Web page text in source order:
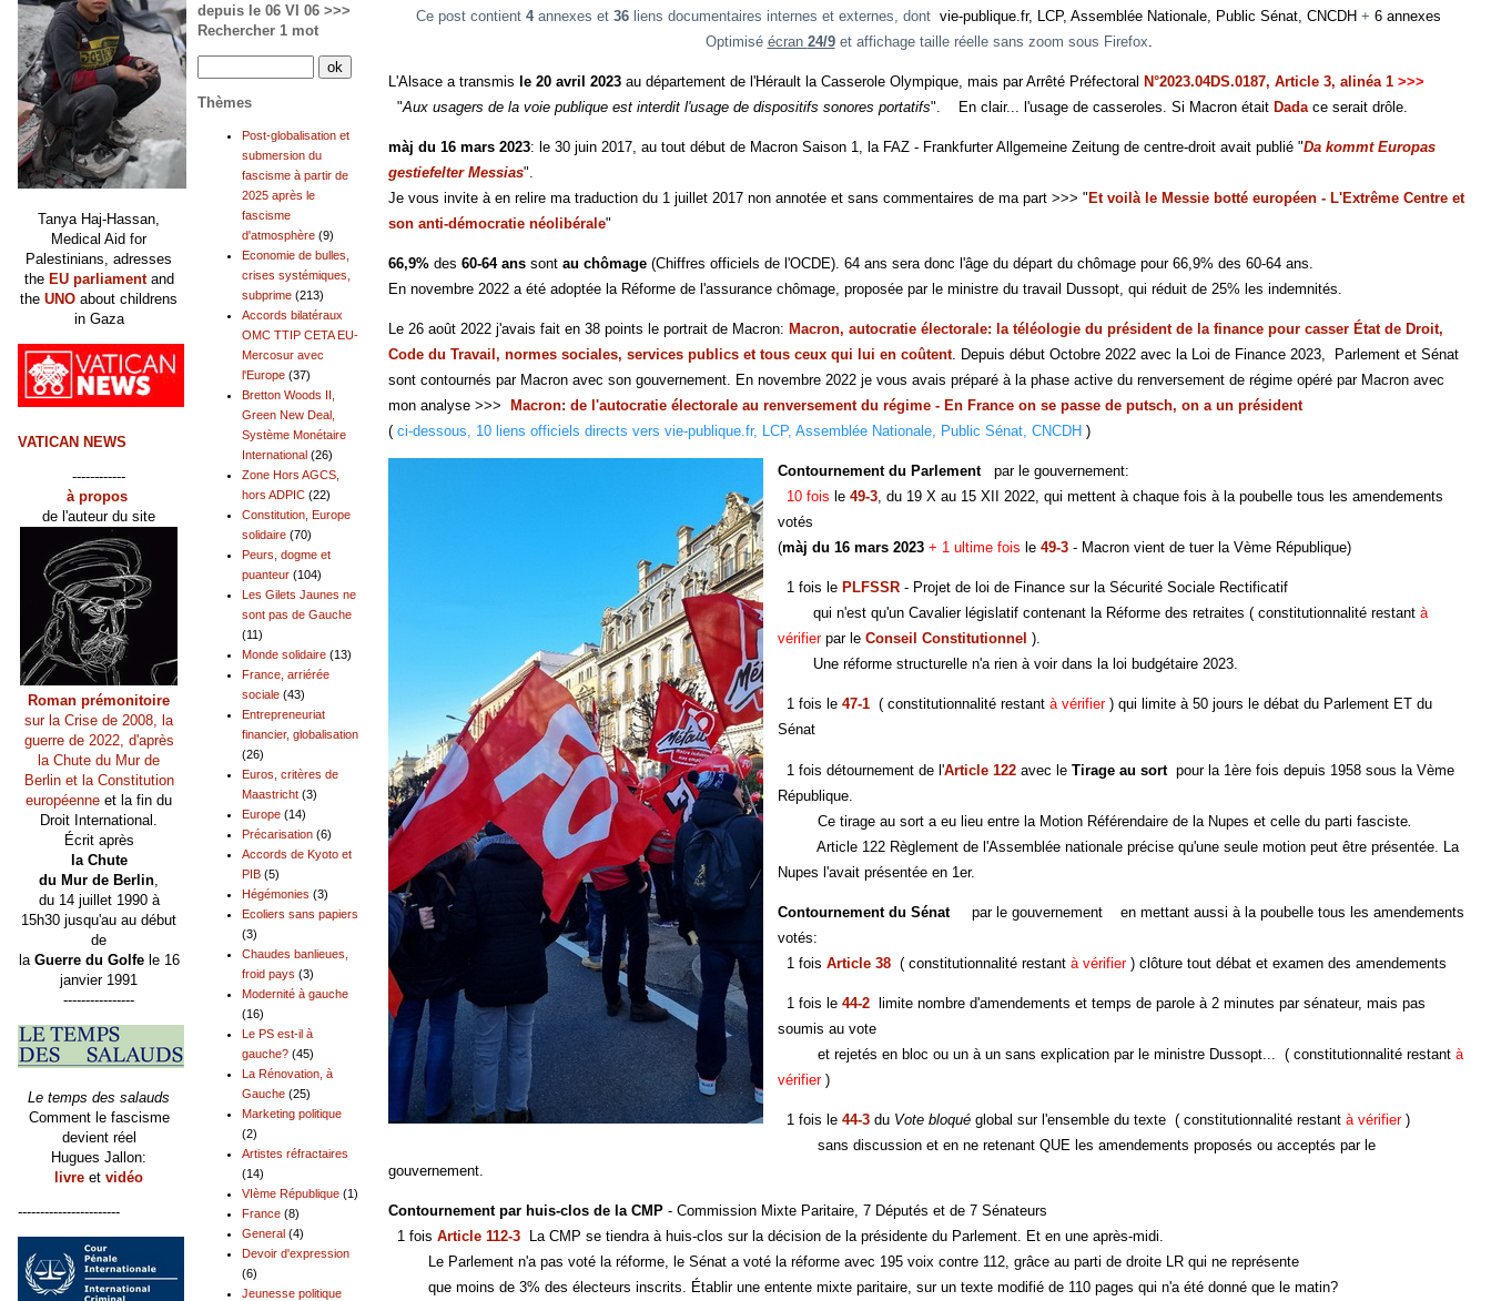
Ce post contient 4annexes et 36 liens documentaires internes et externes, dont vie-publique.fr, LCP, Assemblée Nationale, Public Sénat, CNCDH + 6 annexes
Optimisé écran 24/9et affichage taille réelle sans zoom sous Firefox
L'Alsace a transmis le 20 avril 2023 au département de l'Hérault la Casserole Olympique, mais par Arrêté Préfectoral N°2023.04DS.0187, Article 3, alinéa 1 >>>
"Aux usagers de la voie publique est interdit l'usage de dispositifs sonores portatifs". En clair... l'usage de casseroles. Si Macron était Dada ce serait drôle.
màj du 16 mars 2023: le 30 juin 2017, au tout début de Macron Saison 1, la FAZ - Frankfurter Allgemeine Zeitung de centre-droit avait publié "Da kommt Europas
gestiefelter Messias".
Je vous invite à en relire ma traduction du 1 juillet 2017 non annotée et sans commentaires de ma part >>> " Et voilà le Messie botté européen - L'Extrême Centre et
son anti-démocratie néolibérale"
66,9% des 60-64 ans sont au chômage (Chiffres officiels de l'OCDE). 64 ans sera donc l'âge du départ du chômage pour 66,9% des 60-64 ans.
En novembre 2022 a été adoptée la Réforme de l'assurance chômage, proposée par le ministre du travail Dussopt, qui réduit de 25% les indemnités.
Le 26 août 2022 j'avais fait en 38 points le portrait de Macron: Macron, autocratie électorale: la téléologie du président de la finance pour casser État de Droit,
Code du Travail, normes sociales, services publics et tous ceux qui lui en coûtent. Depuis début Octobre 2022 avec la Loi de Finance 2023, Parlement et Sénat
sont contournés par Macron avec son gouvernement. En novembre 2022 je vous avais préparé à la phase active du renversement de régime opéré par Macron avec
mon analyse >>>
Macron: de l'autocratie électorale au renversement du régime - En France on se passe de putsch, on a un président
( ci-dessous, 10 liens officiels directs vers vie-publique.fr, LCP, Assemblée Nationale, Public Sénat, CNCDH )
Contournement du Parlementpar le gouvernement:
10 fois le 49-3, du 19 X au 15 XII 2022, qui mettent à chaque fois à la poubelle tous les amendements
votés
(màj du 16 mars 2023 + 1 ultime fois le 49-3 - Macron vient de tuer la Vème République)
1 fois le PLFSSR - Projet de loi de Finance sur la Sécurité Sociale Rectificatif
qui n'est qu'un Cavalier législatif contenant la Réforme des retraites ( constitutionnalité restantà
vérifierpar leConseil Constitutionnel ).
Une réforme structurelle n'a rien à voir dans la loi budgétaire 2023.
1 fois le 47-1 ( constitutionnalité restantà vérifier) qui limite à 50 jours le débat du Parlement ET du
Sénat
1 fois détournement de l'Article 122 avec le Tirage au sortpour la 1ère fois depuis 1958 sous la Vème
République.
Ce tirage au sort a eu lieu entre la Motion Référendaire de la Nupes et celle du parti fasciste
Article 122 Règlement de l'Assemblée nationale précise qu'une seule motion peut être présentée. La
Nupes l'avait présentée en 1er.
Contournement du Sénat
par le gouvernement en mettant aussi à la poubelle tous les amendements
votés:
1 fois Article 38 ( constitutionnalité restantà vérifier) clôture tout débat et examen des amendements
1 fois le44-2 limite nombre d'amendements et temps de parole à 2 minutes par sénateur, mais pas
soumis au vote
et rejetés en bloc ou un à un sans explication par le ministre Dussopt... ( constitutionnalité restantà
vérifier)
1 fois le 44-3 du Vote bloqué global sur l'ensemble du texte ( constitutionnalité restantà vérifier)
sans discussion et en ne retenant QUE les amendements proposés ou acceptés par le
gouvernement.
Contournement par huis-clos de la CMP - Commission Mixte Paritaire, 7 Députés et de 7 Sénateurs
1 fois Article 112-3 La CMP se tiendra à huis-clos sur la décision de la présidente du Parlement. Et en une après-midi.
Le Parlement n'a pas voté la réforme, le Sénat a voté la réforme avec 195 voix contre 112, grâce au parti de droite LR qui ne représente
que moins de 3% des électeurs inscrits. Établir une entente mixte paritaire, sur un texte modifié de 110 pages qui n'a été donné que le matin?
depuis le 06 VI 06 >>>
Rechercher 1 mot
Thèmes
Post-globalisation et
submersion du
fascisme à partir de
2025 après le
fascisme
d'atmosphère (9)
Economie de bulles,
crises systémiques,
subprime (213)
Accords bilatéraux
OMC TTIP CETA EU-
Mercosur avec
l'Europe (37)
Bretton Woods II,
Green New Deal,
Système Monétaire
International (26)
Zone Hors AGCS,
hors ADPIC (22)
Constitution, Europe
solidaire (70)
Peurs, dogme et
puanteur (104)
Les Gilets Jaunes ne
sont pas de Gauche
(11)
Monde solidaire (13)
France, arriérée
sociale (43)
Entrepreneuriat
financier, globalisation
(26)
Euros, critères de
Maastricht (3)
Europe (14)
Précarisation (6)
Accords de Kyoto et
PIB (5)
Hégémonies (3)
Ecoliers sans papiers
(3)
Chaudes banlieues,
froid pays (3)
Modernité à gauche
(16)
Le PS est-il à
gauche? (45)
La Rénovation, à
Gauche (25)
Marketing politique
(2)
Artistes réfractaires
(14)
VIème République (1)
France (8)
General (4)
Devoir d'expression
(6)
Jeunesse politique
Tanya Haj-Hassan,
Medical Aid for
Palestinians, adresses
the EU parliamentand
the UNO about childrens
in Gaza
VATICAN NEWS
------------
à propos
de l'auteur du site
Roman prémonitoire
sur la Crise de 2008, la
guerre de 2022, d'après
la Chute du Mur de
Berlin et la Constitution
européenne et la fin du
Droit International.
Écrit après
la Chute
du Mur de Berlin
du 14 juillet 1990 à
15h30 jusqu'au au début
de
la Guerre du Golfele 16
janvier 1991
----------------
Le temps des salauds
Comment le fascisme
devient réel
Hugues Jallon:
livre et vidéo
-----------------------